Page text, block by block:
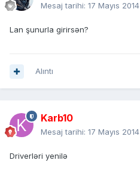
Mesaj tarihi: 17 Mayıs 2014
Lan şunurla girirsən?
Alıntı
Karb10
Mesaj tarihi: 17 Mayıs 2014
Driverləri yenilə